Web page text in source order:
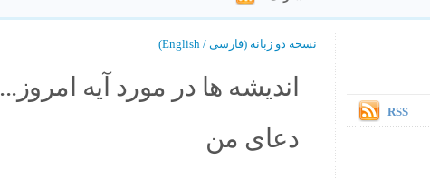
نسخه دو زبانه (فارسی / English)
اندیشه ها در مورد آیه امروز...
دعای من
RSS